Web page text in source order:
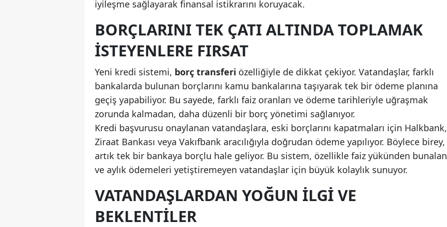
Ordu
Sakarya
Samsun
Siirt
Sinop
Sivas
Tekirdağ
Tokat
iyileşme sağlayarak finansal istikrarını koruyacak.
BORÇLARINI TEK ÇATI ALTINDA TOPLAMAK
İSTEYENLERE FIRSAT
Yeni kredi sistemi, borç transferi özelliğiyle de dikkat çekiyor. Vatandaşlar, farklı
bankalarda bulunan borçlarını kamu bankalarına taşıyarak tek bir ödeme planına
geçiş yapabiliyor. Bu sayede, farklı faiz oranları ve ödeme tarihleriyle uğraşmak
zorunda kalmadan, daha düzenli bir borç yönetimi sağlanıyor.
Kredi başvurusu onaylanan vatandaşlara, eski borçlarını kapatmaları için Halkbank,
Ziraat Bankası veya Vakıfbank aracılığıyla doğrudan ödeme yapılıyor. Böylece birey,
artık tek bir bankaya borçlu hale geliyor. Bu sistem, özellikle faiz yükünden bunalan
ve aylık ödemeleri yetiştiremeyen vatandaşlar için büyük kolaylık sunuyor.
VATANDAŞLARDAN YOĞUN İLGI VE
BEKLENTILER